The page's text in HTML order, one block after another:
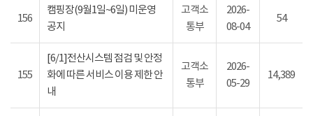
156
캠핑장(9월1일~6일) 미운영
공지
고객소
통부
2026-
08-04
54
155
[6/1]전산시스템 점검 및 안정
화에 따른 서비스 이용 제한 안
내
고객소
통부
2026-
05-29
14,389